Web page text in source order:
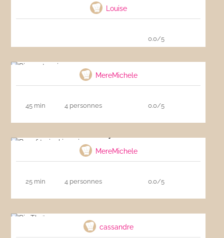
Louise
0.0/5
MereMichele
45 min 4 personnes 0.0/5
MereMichele
25 min 4 personnes 0.0/5
cassandre